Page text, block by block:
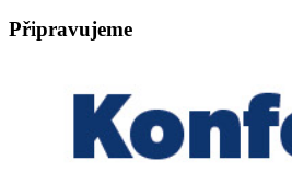
Připravujeme